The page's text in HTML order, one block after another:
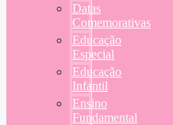
Datas
Comemorativas
Educação
Especial
Educação
Infantil
Ensino
Fundamental